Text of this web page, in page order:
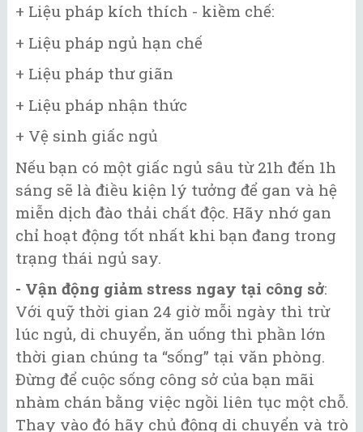
+ Liệu pháp kích thích - kiềm chế:
+ Liệu pháp ngủ hạn chế
+ Liệu pháp thư giãn
+ Liệu pháp nhận thức
+ Vệ sinh giấc ngủ
Nếu bạn có một giấc ngủ sâu từ 21h đến 1h
sáng sẽ là điều kiện lý tưởng để gan và hệ
miễn dịch đào thải chất độc. Hãy nhớ gan
chỉ hoạt động tốt nhất khi bạn đang trong
trạng thái ngủ say.
- Vận động giảm stress ngay tại công sở:
Với quỹ thời gian 24 giờ mỗi ngày thì trừ
lúc ngủ, di chuyển, ăn uống thì phần lớn
thời gian chúng ta “sống” tại văn phòng.
Đừng để cuộc sống công sở của bạn mãi
nhàm chán bằng việc ngồi liên tục một chỗ.
Thay vào đó hãy chủ động di chuyển và trò